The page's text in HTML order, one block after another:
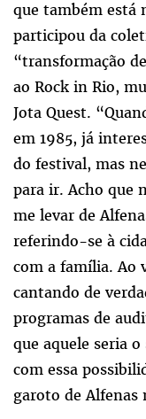
que também está
participou da
“transformação
ao Rock in Rio,
Jota Quest.
em 1985, já
do festival, mas
para ir. Acho que
me levar de
referindo-se à
com a família. Ao
cantando de
programas de
que aquele seria
com essa
garoto de Alfenas